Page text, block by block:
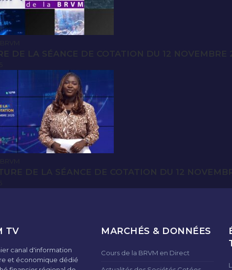
DE LA SÉANCE DE COTATION DU 12 NOVEMBRE
DE LA SÉANCE DE COTATION DU 12
TV
canal d'information
et économique dédié
MARCHÉS & DONNÉES
Cours de la BRVM en Direct